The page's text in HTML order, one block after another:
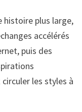
histoire plus large,
accélérés
puis des
les styles à